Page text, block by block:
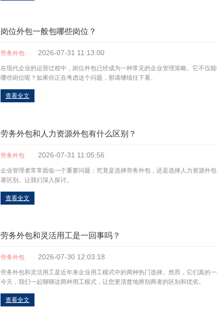
岗位外包一般包哪些岗位？
劳务外包 2026-07-31 11:13:00
在现代企业的运营过程中，岗位外包已经成为一种常见的企业管理策略。它不仅
哪些岗位呢？如果你正在考虑这个问题，那请继续往下看。
查看全文
劳务外包和人力资源外包有什么区别？
劳务外包 2026-07-31 11:05:56
企业管理者常常面临一个重要问题：究竟是选择劳务外包，还是选择人力资源外
著区别。让我们深入探讨。
查看全文
劳务外包和灵活用工是一回事吗？
劳务外包 2026-07-30 12:03:18
劳务外包和灵活用工是近年来企业用工模式中的两种热门选择。然而，它们真的
今天，我们一起聊聊这两种用工模式，让您更清楚地辨别两者的区别和优劣。
查看全文